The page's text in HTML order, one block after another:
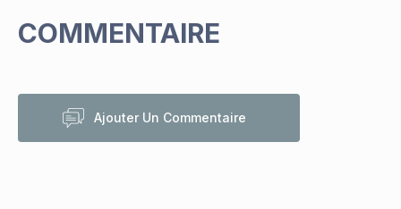
COMMENTAIRE
Ajouter Un Commentaire